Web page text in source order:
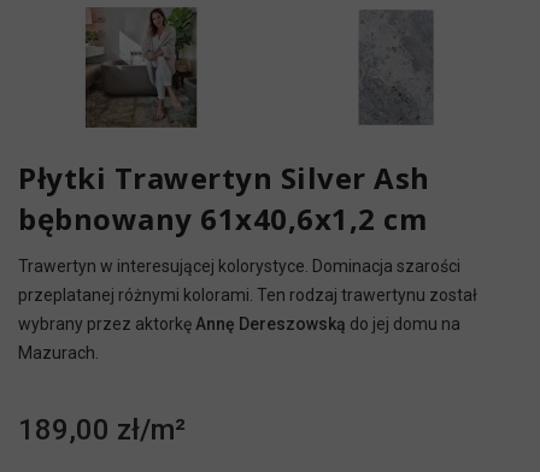
Płytki Trawertyn Silver Ash
bębnowany 61x40,6x1,2 cm
Trawertyn w interesującej kolorystyce. Dominacja szarości
przeplatanej różnymi kolorami. Ten rodzaj trawertynu został
wybrany przez aktorkę Annę Dereszowską do jej domu na
Mazurach.
189,00 zł